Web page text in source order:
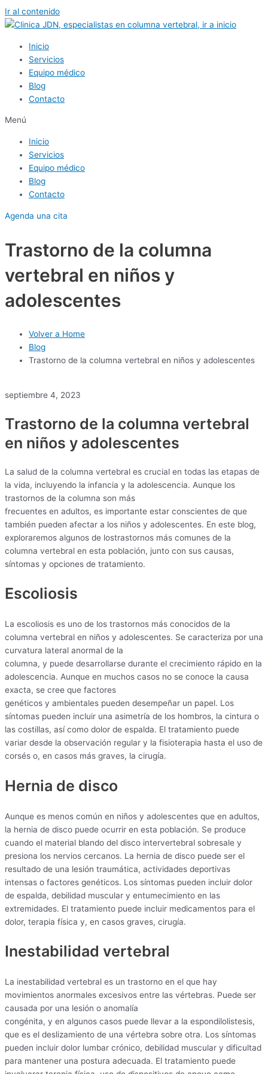
Ir al contenido
Inicio
Servicios
Equipo médico
Blog
Contacto
Menú
Inicio
Servicios
Equipo médico
Blog
Contacto
Agenda una cita
Trastorno de la columna
vertebral en niños y
adolescentes
Volver a Home
Blog
Trastorno de la columna vertebral en niños y adolescentes
septiembre 4, 2023
Trastorno de la columna vertebral
en niños y adolescentes
La salud de la columna vertebral es crucial en todas las etapas de
la vida, incluyendo la infancia y la adolescencia. Aunque los
trastornos de la columna son más
frecuentes en adultos, es importante estar conscientes de que
también pueden afectar a los niños y adolescentes. En este blog,
exploraremos algunos de lostrastornos más comunes de la
columna vertebral en esta población, junto con sus causas,
síntomas y opciones de tratamiento.
Escoliosis
La escoliosis es uno de los trastornos más conocidos de la
columna vertebral en niños y adolescentes. Se caracteriza por una
curvatura lateral anormal de la
columna, y puede desarrollarse durante el crecimiento rápido en la
adolescencia. Aunque en muchos casos no se conoce la causa
exacta, se cree que factores
genéticos y ambientales pueden desempeñar un papel. Los
síntomas pueden incluir una asimetría de los hombros, la cintura o
las costillas, así como dolor de espalda. El tratamiento puede
variar desde la observación regular y la fisioterapia hasta el uso de
corsés o, en casos más graves, la cirugía.
Hernia de disco
Aunque es menos común en niños y adolescentes que en adultos,
la hernia de disco puede ocurrir en esta población. Se produce
cuando el material blando del disco intervertebral sobresale y
presiona los nervios cercanos. La hernia de disco puede ser el
resultado de una lesión traumática, actividades deportivas
intensas o factores genéticos. Los síntomas pueden incluir dolor
de espalda, debilidad muscular y entumecimiento en las
extremidades. El tratamiento puede incluir medicamentos para el
dolor, terapia física y, en casos graves, cirugía.
Inestabilidad vertebral
La inestabilidad vertebral es un trastorno en el que hay
movimientos anormales excesivos entre las vértebras. Puede ser
causada por una lesión o anomalía
congénita, y en algunos casos puede llevar a la espondilolistesis,
que es el deslizamiento de una vértebra sobre otra. Los síntomas
pueden incluir dolor lumbar crónico, debilidad muscular y dificultad
para mantener una postura adecuada. El tratamiento puede